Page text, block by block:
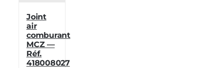
Joint
air
comburant
MCZ —
Réf.
418008027